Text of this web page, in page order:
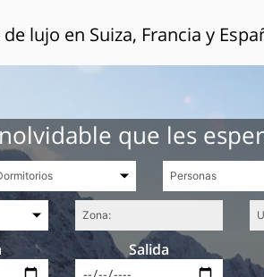
lujo en Suiza, Francia y
que les
Salida